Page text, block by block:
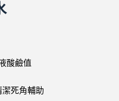
酸鹼值
死角輔助